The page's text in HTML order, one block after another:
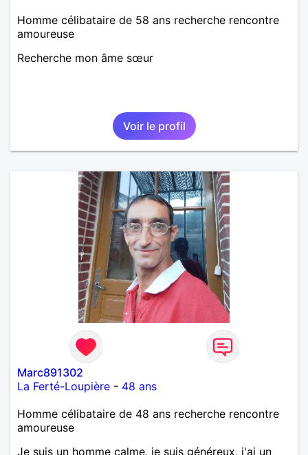
Homme célibataire de 58 ans recherche rencontre
amoureuse
Recherche mon âme sœur
Voir le profil
Marc891302
La Ferté-Loupière - 48 ans
Homme célibataire de 48 ans recherche rencontre
amoureuse
Je suis un homme calme, je suis généreux, j'ai un